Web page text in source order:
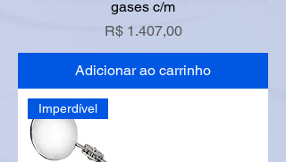
gases c/m
Preço
R$ 1.407,00
Adicionar ao carrinho
Imperdível